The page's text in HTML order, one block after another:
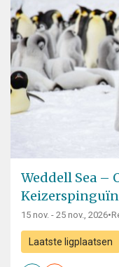
Weddell Sea –
15 nov. - 25 nov., 2026•
Laatste ligplaatsen